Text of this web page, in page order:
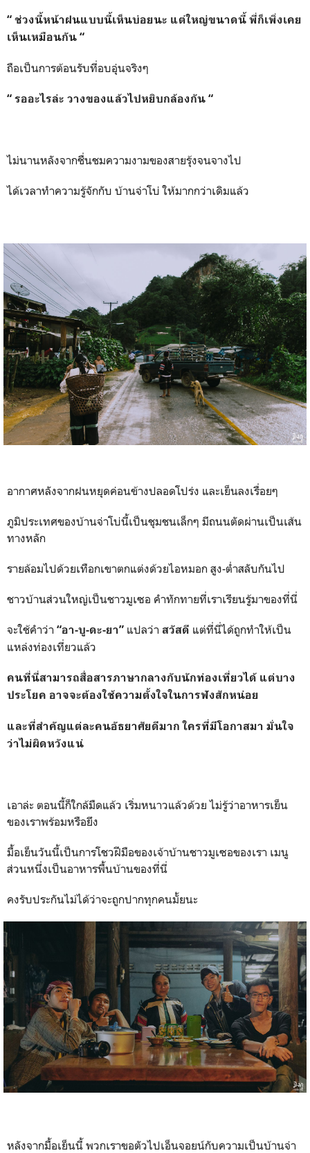
“ ช่วงนี้หน้าฝนแบบนี้เห็นบ่อยนะ แต่ใหญ่ขนาดนี้ พี่ก็เพิ่งเคย
เห็นเหมือนกัน “
ถือเป็นการต้อนรับที่อบอุ่นจริงๆ
“ รออะไรล่ะ วางของแล้วไปหยิบกล้องกัน “
ไม่นานหลังจากชื่นชมความงามของสายรุ้งจนจางไป
ได้เวลาทำความรู้จักกับ บ้านจ่าโบ่ ให้มากกว่าเดิมแล้ว
อากาศหลังจากฝนหยุดค่อนข้างปลอดโปร่ง และเย็นลงเรื่อยๆ
ภูมิประเทศของบ้านจ่าโบ่นี้เป็นชุมชนเล็กๆ มีถนนตัดผ่านเป็นเส้น
ทางหลัก
รายล้อมไปด้วยเทือกเขาตกแต่งด้วยไอหมอก สูง-ต่ำสลับกันไป
ชาวบ้านส่วนใหญ่เป็นชาวมูเซอ คำทักทายที่เราเรียนรู้มาของที่นี่
จะใช้คำว่า “อา-บู-ดะ-ยา” แปลว่า สวัสดี แต่ที่นี่ได้ถูกทำให้เป็น
แหล่งท่องเที่ยวแล้ว
คนที่นี่สามารถสื่อสารภาษากลางกับนักท่องเที่ยวได้ แต่บาง
ประโยค อาจจะต้องใช้ความตั้งใจในการฟังสักหน่อย
และที่สำคัญแต่ละคนอัธยาศัยดีมาก ใครที่มีโอกาสมา มั่นใจ
ว่าไม่ผิดหวังแน่
เอาล่ะ ตอนนี้ก็ใกล้มืดแล้ว เริ่มหนาวแล้วด้วย ไม่รู้ว่าอาหารเย็น
ของเราพร้อมหรือยึง
มื้อเย็นวันนี้เป็นการโชวฝีมือของเจ้าบ้านชาวมูเซอของเรา เมนู
ส่วนหนึ่งเป็นอาหารพื้นบ้านของที่นี่
คงรับประกันไม่ได้ว่าจะถูกปากทุกคนมั้ยนะ
หลังจากมื้อเย็นนี้ พวกเราขอตัวไปเอ็นจอยน์กับความเป็นบ้านจ่า